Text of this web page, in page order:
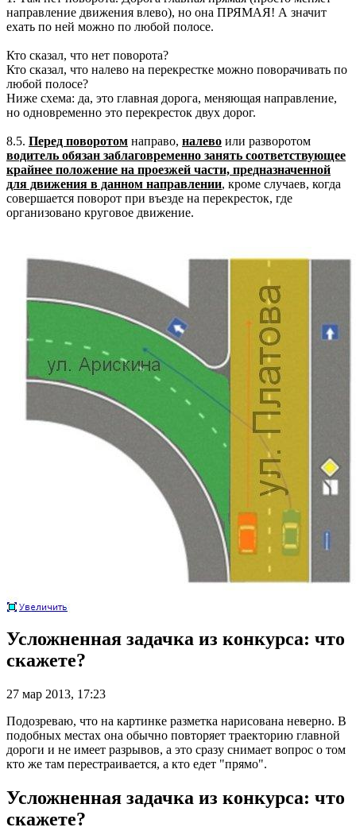
направление движения влево), но она ПРЯМАЯ! А значит
ехать по ней можно по любой полосе.
Кто сказал, что нет поворота?
Кто сказал, что налево на перекрестке можно поворачивать по
любой полосе?
Ниже схема: да, это главная дорога, меняющая направление,
но одновременно это перекресток двух дорог.
8.5. Перед поворотом направо, налево или разворотом
водитель обязан заблаговременно занять соответствующее
крайнее положение на проезжей части, предназначенной
для движения в данном направлении, кроме случаев, когда
совершается поворот при въезде на перекресток, где
организовано круговое движение.
Усложненная задачка из конкурса: что
скажете?
27 мар 2013, 17:23
Подозреваю, что на картинке разметка нарисована неверно. В
подобных местах она обычно повторяет траекторию главной
дороги и не имеет разрывов, а это сразу снимает вопрос о том
кто же там перестраивается, а кто едет "прямо".
Усложненная задачка из конкурса: что
скажете?